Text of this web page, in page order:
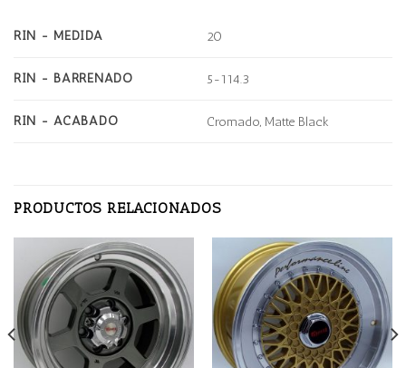
RIN - MEDIDA 20
RIN - BARRENADO 5-114.3
RIN - ACABADO Cromado, Matte Black
PRODUCTOS RELACIONADOS